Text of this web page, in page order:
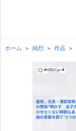
ホーム 純烈 作品